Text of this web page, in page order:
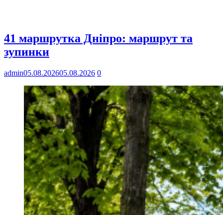
41 маршрутка Дніпро: маршрут та
зупинки
admin05.08.202605.08.2026 0